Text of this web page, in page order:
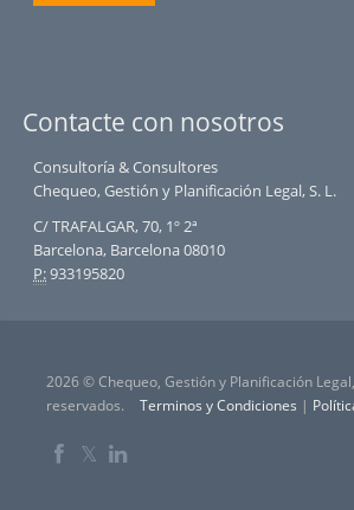
Contacte con nosotros
Consultoría & Consultores
Chequeo, Gestión y Planificación Legal, S. L.
C/ TRAFALGAR, 70, 1º 2ª
Barcelona, Barcelona 08010
P:933195820
2026 © Chequeo, Gestión y Planificación
reservados.
Terminos y Condiciones |
𝕏